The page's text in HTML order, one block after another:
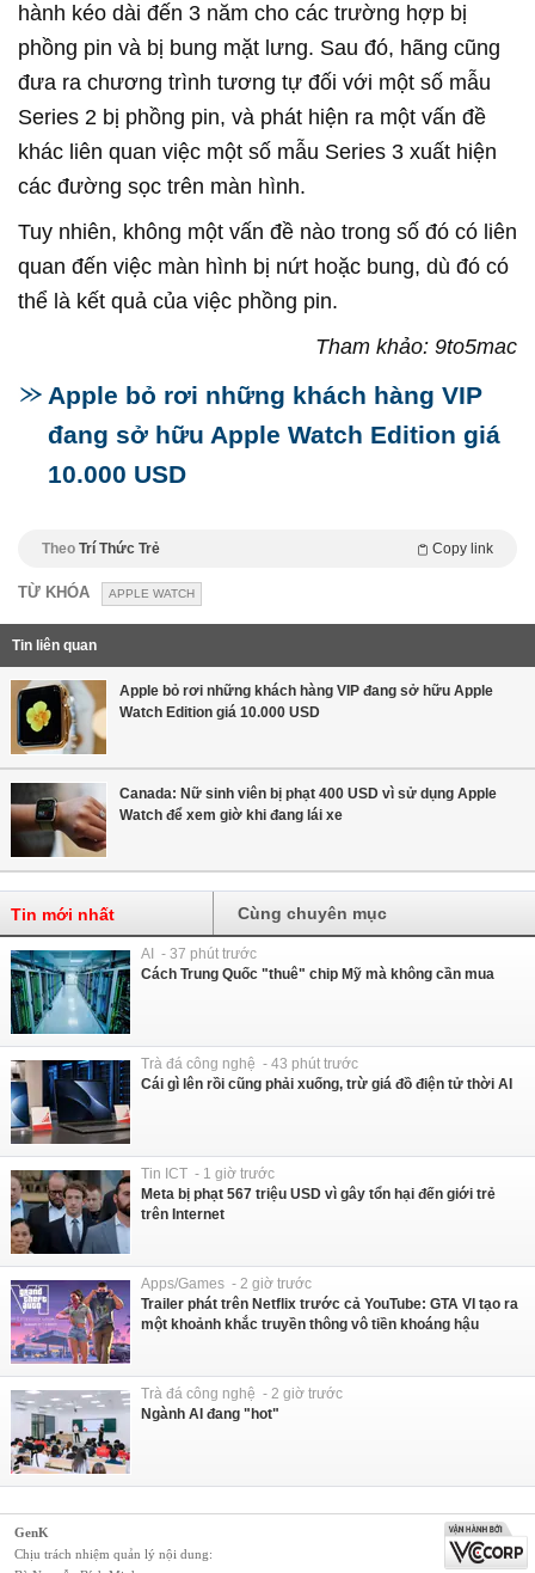
hành kéo dài đến 3 năm cho các trường hợp bị
phồng pin và bị bung mặt lưng. Sau đó, hãng cũng
đưa ra chương trình tương tự đối với một số mẫu
Series 2 bị phồng pin, và phát hiện ra một vấn đề
khác liên quan việc một số mẫu Series 3 xuất hiện
các đường sọc trên màn hình.
Tuy nhiên, không một vấn đề nào trong số đó có liên
quan đến việc màn hình bị nứt hoặc bung, dù đó có
thể là kết quả của việc phồng pin.
Tham khảo: 9to5mac
Apple bỏ rơi những khách hàng VIP
đang sở hữu Apple Watch Edition giá
10.000 USD
Theo Trí Thức Trẻ Copy link
TỪ KHÓA APPLE WATCH
Tin liên quan
Apple bỏ rơi những khách hàng VIP đang sở hữu Apple
Watch Edition giá 10.000 USD
Canada: Nữ sinh viên bị phạt 400 USD vì sử dụng Apple
Watch để xem giờ khi đang lái xe
Tin mới nhất Cùng chuyên mục
AI - 37 phút trước
Cách Trung Quốc "thuê" chip Mỹ mà không cần mua
Trà đá công nghệ - 43 phút trước
Cái gì lên rồi cũng phải xuống, trừ giá đồ điện tử thời AI
Tin ICT - 1 giờ trước
Meta bị phạt 567 triệu USD vì gây tổn hại đến giới trẻ
trên Internet
Apps/Games - 2 giờ trước
Trailer phát trên Netflix trước cả YouTube: GTA VI tạo ra
một khoảnh khắc truyền thông vô tiền khoáng hậu
Trà đá công nghệ - 2 giờ trước
Ngành AI đang "hot"
GenK
Chịu trách nhiệm quản lý nội dung: